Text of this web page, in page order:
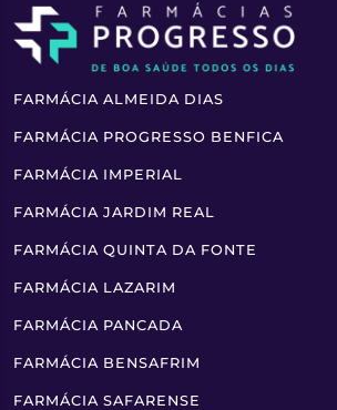
FARMÁCIA ALMEIDA DIAS
FARMÁCIA PROGRESSO BENFICA
FARMÁCIA IMPERIAL
FARMÁCIA JARDIM REAL
FARMÁCIA QUINTA DA FONTE
FARMÁCIA LAZARIM
FARMÁCIA PANCADA
FARMÁCIA BENSAFRIM
FARMÁCIA SAFARENSE